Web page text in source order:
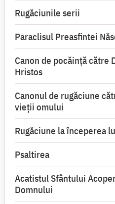
Rugăciunile serii
Paraclisul Preasfintei
Canon de pocăință către
Hristos
Canonul de rugăciune
vieții omului
Rugăciune la începerea
Psaltirea
Acatistul Sfântului
Domnului